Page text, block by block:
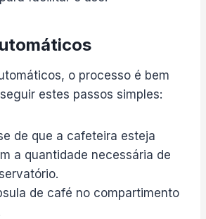
o processo é bem
estes passos simples:
de que a cafeteira esteja
a quantidade necessária de
de café no compartimento